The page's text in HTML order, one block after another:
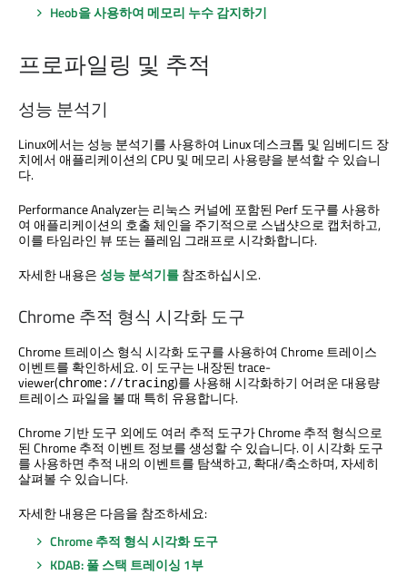
Heob을 사용하여 메모리 누수 감지하기
프로파일링 및 추적
성능 분석기
Linux에서는 성능 분석기를 사용하여 Linux 데스크톱 및 임베디드 장
치에서 애플리케이션의 CPU 및 메모리 사용량을 분석할 수 있습니
다.
Performance Analyzer는 리눅스 커널에 포함된 Perf 도구를 사용하
여 애플리케이션의 호출 체인을 주기적으로 스냅샷으로 캡처하고,
이를 타임라인 뷰 또는 플레임 그래프로 시각화합니다.
자세한 내용은성능 분석기를참조하십시오.
Chrome 추적 형식 시각화 도구
Chrome 트레이스 형식 시각화 도구를 사용하여 Chrome 트레이스
이벤트를 확인하세요. 이 도구는 내장된 trace-
viewer(chrome://tracing)를 사용해 시각화하기 어려운 대용량
트레이스 파일을 볼 때 특히 유용합니다.
Chrome 기반 도구 외에도 여러 추적 도구가 Chrome 추적 형식으로
된 Chrome 추적 이벤트 정보를 생성할 수 있습니다. 이 시각화 도구
를 사용하면 추적 내의 이벤트를 탐색하고, 확대/축소하며, 자세히
살펴볼 수 있습니다.
자세한 내용은 다음을 참조하세요:
Chrome 추적 형식 시각화 도구
KDAB: 풀 스택 트레이싱 1부